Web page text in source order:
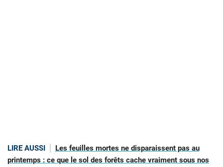
LIRE AUSSI
Les feuilles mortes ne disparaissent pas au
printemps : ce que le sol des forêts cache vraiment sous nos